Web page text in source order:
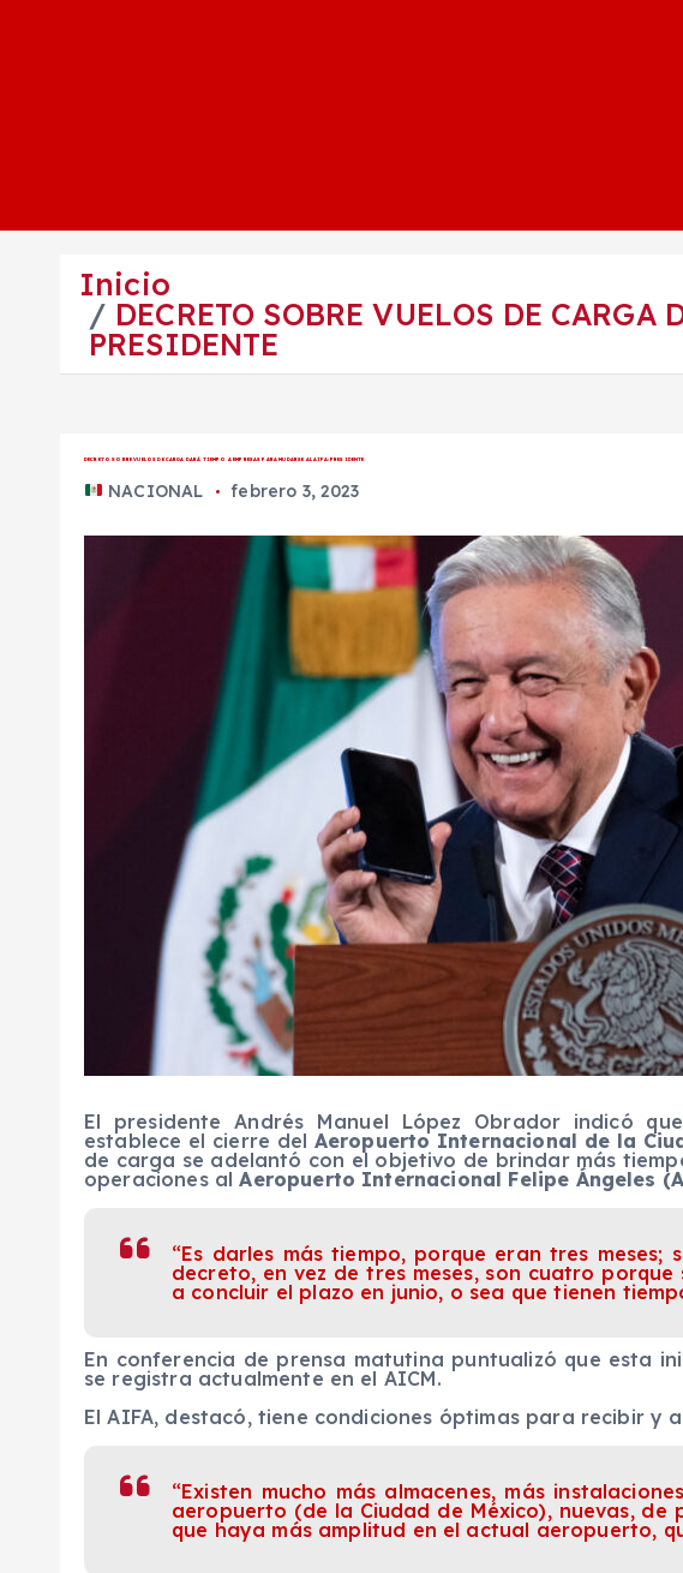
Inicio
DECRETO SOBRE VUELOS DE
PRESIDENTE
DECRETO SOBRE VUELOS DE CARGA DARÁ TIEMPO A EMPRESAS PARA MUDARSE AL AIFA: PRESIDENTE
NACIONAL febrero 3, 2023
El presidente Andrés Manuel López Obrador indicó
establece el cierre del Aeropuerto Internacional de la
de carga se adelantó con el objetivo de brindar más
operaciones al Aeropuerto Internacional Felipe Ángeles
“Es darles más tiempo, porque eran tres meses;
decreto, en vez de tres meses, son cuatro porque
a concluir el plazo en junio, o sea que tienen
En conferencia de prensa matutina puntualizó que esta
se registra actualmente en el AICM.
El AIFA, destacó, tiene condiciones óptimas para recibir y
“Existen mucho más almacenes, más
aeropuerto (de la Ciudad de México), nuevas, de
que haya más amplitud en el actual aeropuerto,